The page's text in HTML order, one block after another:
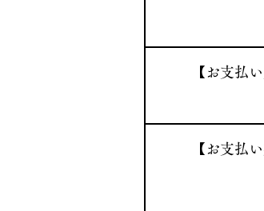
【お支払
【お支払